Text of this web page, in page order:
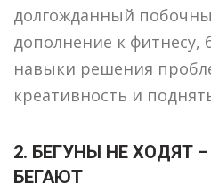
долгожданный
дополнение к фитнесу,
навыки решения
креативность и
2. БЕГУНЫ НЕ ХОДЯТ
БЕГАЮТ